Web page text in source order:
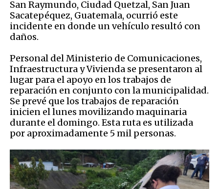
San Raymundo, Ciudad Quetzal, San Juan
Sacatepéquez, Guatemala, ocurrió este
incidente en donde un vehículo resultó con
daños.
Personal del Ministerio de Comunicaciones,
Infraestructura y Vivienda se presentaron al
lugar para el apoyo en los trabajos de
reparación en conjunto con la municipalidad.
Se prevé que los trabajos de reparación
inicien el lunes movilizando maquinaria
durante el domingo. Esta ruta es utilizada
por aproximadamente 5 mil personas.